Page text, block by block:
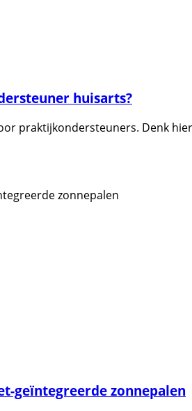
huisarts?
praktijkondersteuners. Denk
geïntegreerde zonnepalen